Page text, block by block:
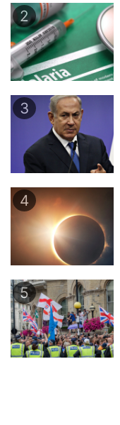
2
3
4
5